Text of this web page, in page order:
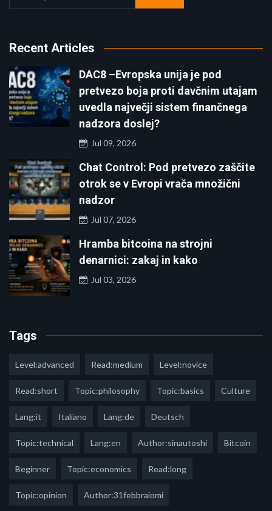
Recent Articles
DAC8 –Evropska unija je pod
pretvezo boja proti davčnim utajam
uvedla največji sistem finančnega
nadzora doslej?
Jul 09, 2026
Chat Control: Pod pretvezo zaščite
otrok se v Evropi vrača množični
nadzor
Jul 07, 2026
Hramba bitcoina na strojni
denarnici: zakaj in kako
Jul 03, 2026
Tags
Level:advanced Read:medium Level:novice
Read:short Topic:philosophy Topic:basics Culture
Lang:it Italiano Lang:de Deutsch
Topic:technical Lang:en Author:sinautoshi Bitcoin
Beginner Topic:economics Read:long
Topic:opinion Author:31febbraiomi